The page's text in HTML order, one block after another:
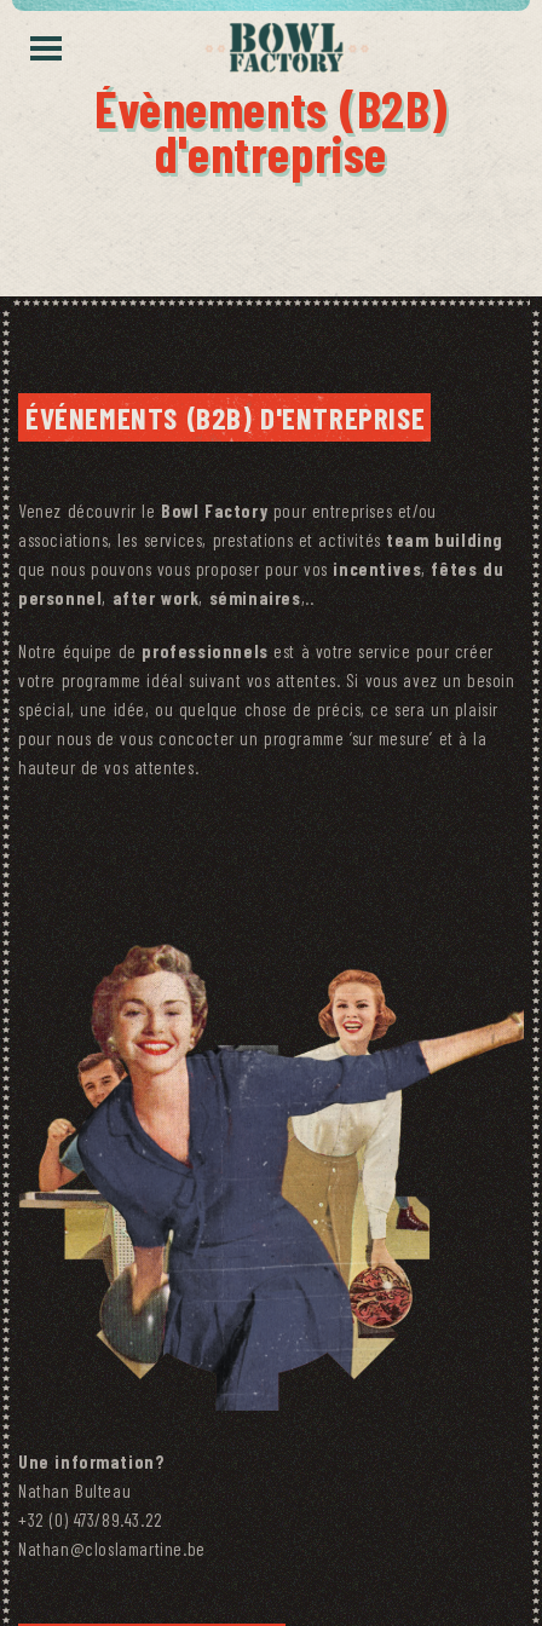
Évènements (B2B)
d'entreprise
ÉVÉNEMENTS (B2B) D'ENTREPRISE
Venez découvrir le Bowl Factory pour entreprises et/ou
associations, les services, prestations et activitésteam building
que nous pouvons vous proposer pour vosincentives,fêtes du
personnel, after work,séminaires,..
Notre équipe deprofessionnelsest à votre service pour créer
votre programme idéal suivant vos attentes. Si vous avez un besoin
spécial, une idée, ou quelque chose de précis, ce sera un plaisir
pour nous de vous concocter un programme ‘sur mesure’ et à la
hauteur de vos attentes.
Une information?
Nathan Bulteau
+32 (0) 473/89.43.22
Nathan@closlamartine.be